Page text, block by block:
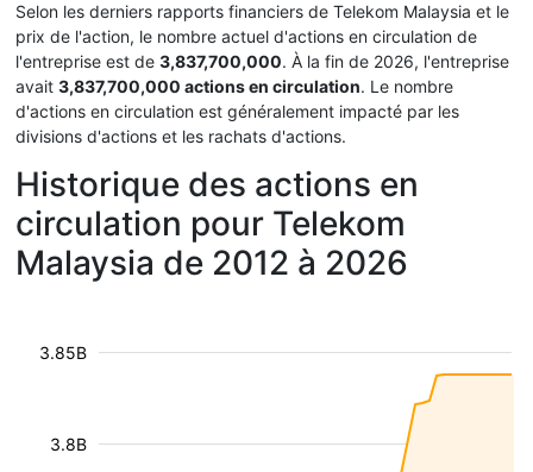
Selon les derniers rapports financiers de Telekom Malaysia et le
prix de l'action, le nombre actuel d'actions en circulation de
l'entreprise est de 3,837,700,000. À la fin de 2026, l'entreprise
avait 3,837,700,000 actions en circulation. Le nombre
d'actions en circulation est généralement impacté par les
divisions d'actions et les rachats d'actions.
Historique des actions en
circulation pour Telekom
Malaysia de 2012 à 2026
3.8B
3.85B